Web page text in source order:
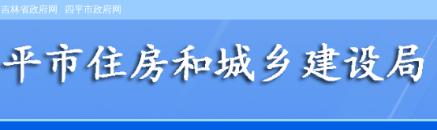
吉林省政府网 四平市政府网